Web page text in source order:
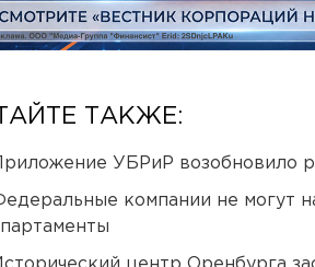
ТАКЖЕ:
УБРиР возобновило
компании не могут